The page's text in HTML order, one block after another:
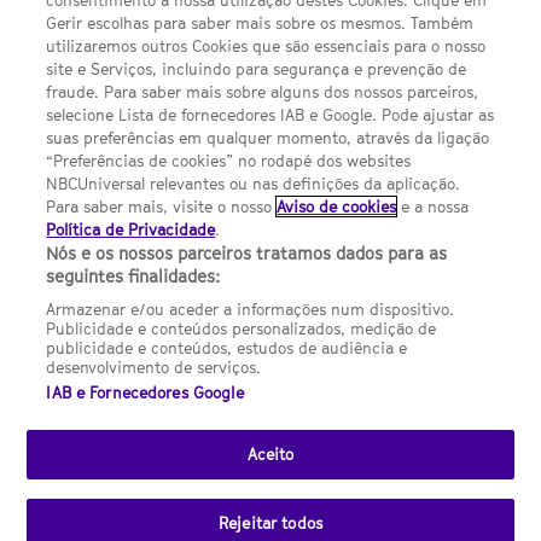
Termos E Condições
FILMES
UMA DIVISÃO DA NBCUNIVERSAL
Contact us by email: contact.SYFYPortugal@ncbuni.com
NBC Universal Global Networks España S.L.U. is wholly owned
by Universal Studios International BV
NBC Universal Global Networks, S.L.U. Paseo de la Castellana,
95. Planta 10 Edificio Torre Europa 28046 Madrid B-82227893
SYFY Portugal is subject to Spanish jurisdiction and regulated
(CNMC).
Channel
SCI FI Slovenija SCI FI Србија SYFY España SYFY France
SYFY
Portugal
SYFY USA
Gerir escolhas para saber mais sobre os mesmos. Também
utilizaremos outros Cookies que são essenciais para o nosso
site e Serviços, incluindo para segurança e prevenção de
fraude. Para saber mais sobre alguns dos nossos parceiros,
selecione Lista de fornecedores IAB e Google. Pode ajustar as
suas preferências em qualquer momento, através da ligação
“Preferências de cookies” no rodapé dos websites
NBCUniversal relevantes ou nas definições da aplicação.
Para saber mais, visite o nossoAviso de cookies e a nossa
Política de Privacidade.
Nós e os nossos parceiros tratamos dados para as
seguintes finalidades:
Armazenar e/ou aceder a informações num dispositivo.
Publicidade e conteúdos personalizados, medição de
publicidade e conteúdos, estudos de audiência e
desenvolvimento de serviços.
IAB e Fornecedores Google
Aceito
Rejeitar todos